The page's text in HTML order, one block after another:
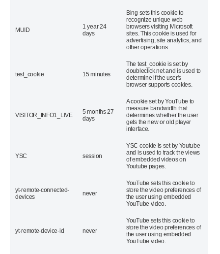
MUID
1 year 24
days
Bing sets this cookie to
recognize unique web
browsers visiting Microsoft
sites. This cookie is used for
advertising, site analytics, and
other operations.
test_cookie 15 minutes
The test_cookie is set by
doubleclick.net and is used to
determine if the user's
browser supports cookies.
VISITOR_INFO1_LIVE
5 months 27
days
A cookie set by YouTube to
measure bandwidth that
determines whether the user
gets the new or old player
interface.
YSC session
YSC cookie is set by Youtube
and is used to track the views
of embedded videos on
Youtube pages.
yt-remote-connected-
devices
never
YouTube sets this cookie to
store the video preferences of
the user using embedded
YouTube video.
yt-remote-device-id never
YouTube sets this cookie to
store the video preferences of
the user using embedded
YouTube video.